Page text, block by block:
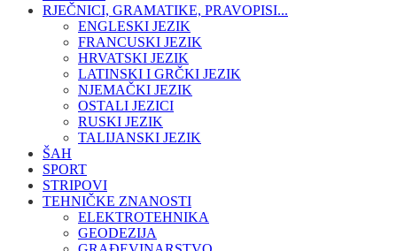
RJEČNICI, GRAMATIKE, PRAVOPISI...
ENGLESKI JEZIK
FRANCUSKI JEZIK
HRVATSKI JEZIK
LATINSKI I GRČKI JEZIK
NJEMAČKI JEZIK
OSTALI JEZICI
RUSKI JEZIK
TALIJANSKI JEZIK
ŠAH
SPORT
STRIPOVI
TEHNIČKE ZNANOSTI
ELEKTROTEHNIKA
GEODEZIJA